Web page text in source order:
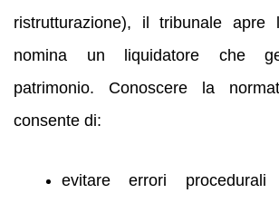
ristrutturazione), il tribunale apre
nomina un liquidatore che
patrimonio. Conoscere la
consente di:
evitare errori